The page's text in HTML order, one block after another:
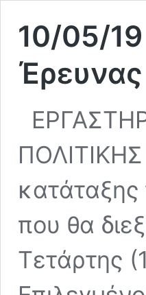
10/05/
Έρευνας
που θα
Τετάρτης